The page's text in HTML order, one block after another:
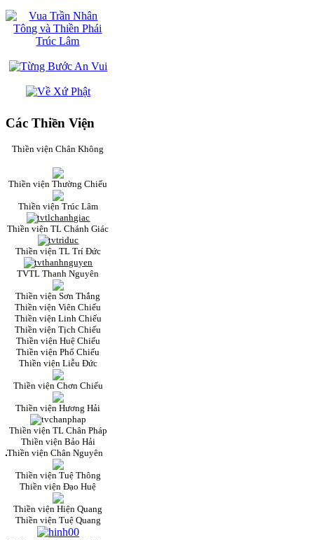
Các Thiền Viện
Thiền viện Chân Không
Thiền viện Thường Chiếu
Thiền viện Trúc Lâm
Thiền viện TL Chánh Giác
Thiền viện TL Trí Đức
TVTL Thanh Nguyên
Thiền viện Sơn Thắng
Thiền viện Viên Chiếu
Thiền viện Linh Chiếu
Thiền viện Tịch Chiếu
Thiền viện Huệ Chiếu
Thiền viện Phổ Chiếu
Thiền viện Liễu Đức
Thiền viện Chơn Chiếu
Thiền viện Hương Hải
Thiền viện TL Chân Pháp
Thiền viện Bảo Hải
Thiền viện Chân Nguyên
Thiền viện Tuệ Thông
Thiền viện Đạo Huệ
Thiền viện Hiện Quang
Thiền viện Tuệ Quang